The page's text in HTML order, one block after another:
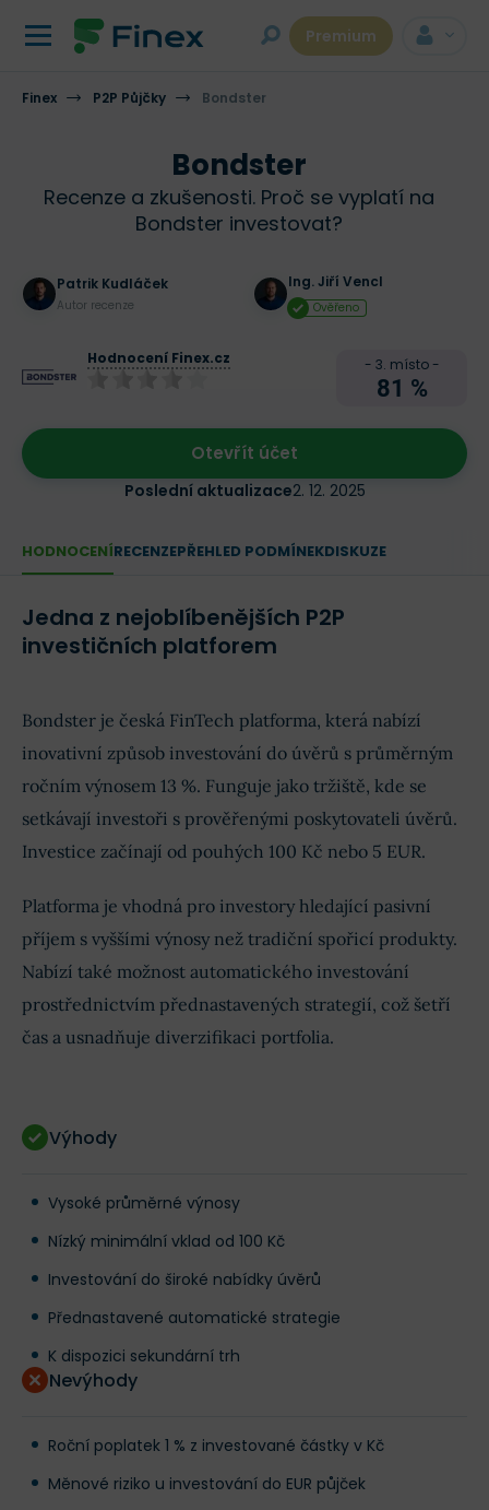
Premium
Finex P2P Půjčky Bondster
Bondster
Recenze a zkušenosti. Proč se vyplatí na
Bondster investovat?
Patrik Kudláček
Autor recenze
Ing. Jiří Vencl
Ověřeno
Hodnocení Finex.cz - 3. místo -
81 %
Otevřít účet
Poslední aktualizace2. 12. 2025
HODNOCENÍRECENZEPŘEHLED PODMÍNEKDISKUZE
Jedna z nejoblíbenějších P2P
investičních platforem
Bondster je česká FinTech platforma, která nabízí
inovativní způsob investování do úvěrů s průměrným
ročním výnosem 13 %. Funguje jako tržiště, kde se
setkávají investoři s prověřenými poskytovateli úvěrů.
Investice začínají od pouhých 100 Kč nebo 5 EUR.
Platforma je vhodná pro investory hledající pasivní
příjem s vyššími výnosy než tradiční spořicí produkty.
Nabízí také možnost automatického investování
prostřednictvím přednastavených strategií, což šetří
čas a usnadňuje diverzifikaci portfolia.
Výhody
Vysoké průměrné výnosy
Nízký minimální vklad od 100 Kč
Investování do široké nabídky úvěrů
Přednastavené automatické strategie
K dispozici sekundární trh
Nevýhody
Roční poplatek 1 % z investované částky v Kč
Měnové riziko u investování do EUR půjček